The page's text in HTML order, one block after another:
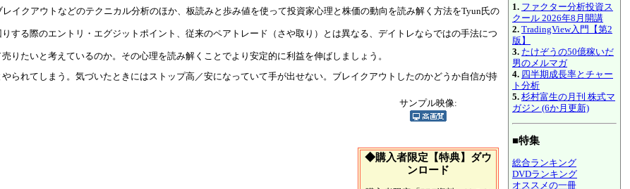
イクアウトなどのテクニカル分析のほか、板読みと歩み値を使って投資家心理と株価の動向を読み解く方法をTyun氏の
する際のエントリ・エグジットポイント、従来のペアトレード（さや取り）とは異なる、デイトレならではの手法につ
りたいと考えているのか。その心理を読み解くことでより安定的に利益を伸ばしましょう。
られてしまう。気づいたときにはストップ高／安になっていて手が出せない。ブレイクアウトしたのかどうか自信が持
サンプル映像:
◆購入者限定【特典】ダウ
ンロード
1. ファクター分析投資ス
クール 2026年8月開講
2. TradingView入門【第2
版】
3. たけぞうの50億稼いだ
男のメルマガ
4. 四半期成長率とチャー
ト分析
5. 杉村富生の月刊 株式マ
ガジン (6か月更新)
■特集
総合ランキング
DVDランキング
オススメの一冊